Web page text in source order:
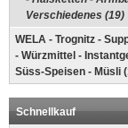
Verschiedenes (19)
WELA - Trognitz -
- Würzmittel -
Süss-Speisen - Müsli
Schnellkauf